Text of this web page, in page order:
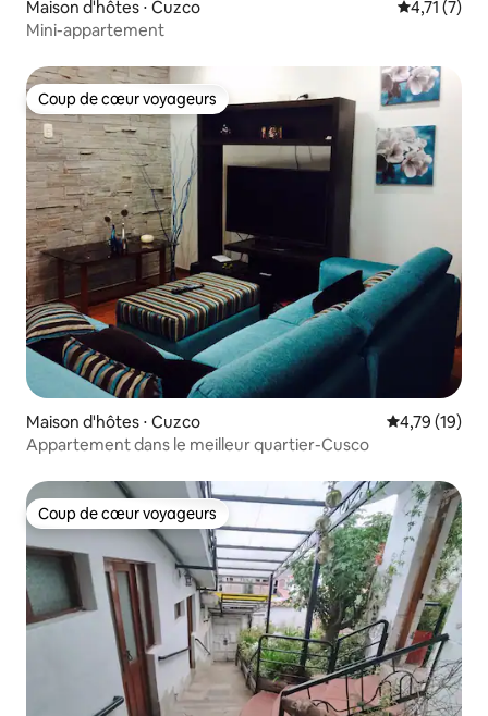
Maison d'hôtes ⋅ Cuzco Évaluation
4,71 (7)
Mini-appartement
Coup de cœur voyageurs
Coup de cœur voyageurs
Maison d'hôtes ⋅ Cuzco Évaluation
4,79 (19)
Appartement dans le meilleur quartier-Cusco
Coup de cœur voyageurs
Coup de cœur voyageurs